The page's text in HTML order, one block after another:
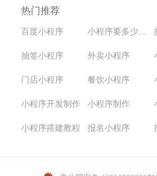
热门推荐
百度小程序
抽签小程序 外卖小程序
门店小程序 餐饮小程序
小程序开发制作 小程序制作
小程序搭建教程 报名小程序